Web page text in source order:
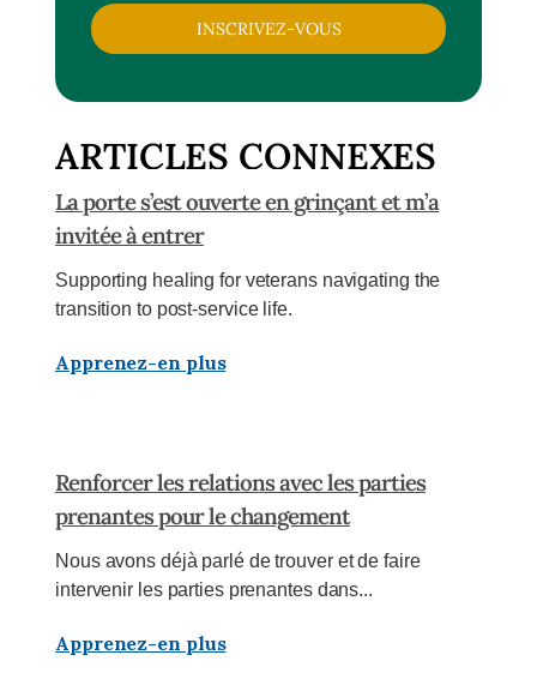
INSCRIVEZ-VOUS
ARTICLES CONNEXES
La porte s’est ouverte en grinçant et m’a
invitée à entrer
Supporting healing for veterans navigating the
transition to post-service life.
Apprenez-en plus
Renforcer les relations avec les parties
prenantes pour le changement
Nous avons déjà parlé de trouver et de faire
intervenir les parties prenantes dans...
Apprenez-en plus